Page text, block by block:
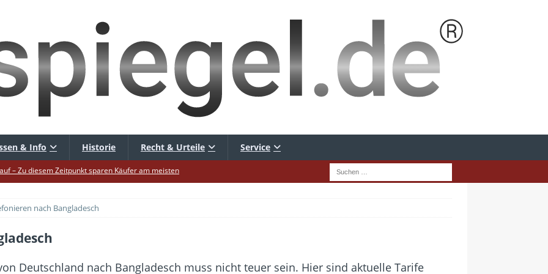
& Info Historie Recht & Urteile Service
– Zu diesem Zeitpunkt sparen Käufer am meisten
startet – Diese neuen Regeln gelten ab morgen
– Raffinierte, neue WhatsApp-Betrugsmasche
nach Bangladesch
Deutschland nach Bangladesch muss nicht teuer sein. Hier sind aktuelle Tarife